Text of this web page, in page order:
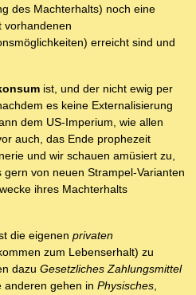
des Machterhalts) noch eine
vorhandenen
erreicht sind und
ist, und der nicht ewig per
es keine Externalisierung
dem US-Imperium, wie allen
auch, das Ende prophezeit
und wir schauen amüsiert zu,
von neuen Strampel-Varianten
ihres Machterhalts
die eigenen privaten
zum Lebenserhalt) zu
dazu Gesetzliches Zahlungsmittel
anderen gehen in Physisches